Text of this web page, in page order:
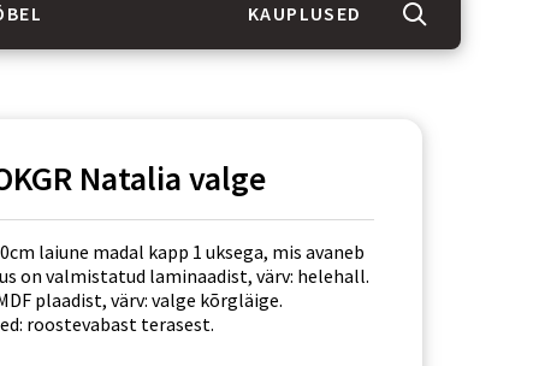
KAUPLUSED
Natalia valge
laiune madal kapp 1 uksega, mis avaneb
on valmistatud laminaadist, värv: helehall.
plaadist, värv: valge kõrgläige.
roostevabast terasest.